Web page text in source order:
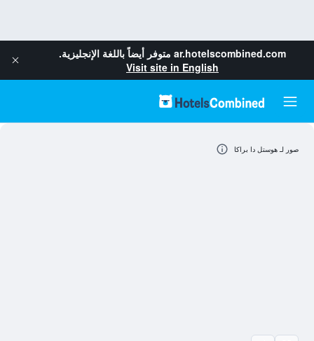
ar.hotelscombined.com متوفر أيضاً باللغة الإنجليزية.
Visit site in English
صور لـ هوستل دا براكا